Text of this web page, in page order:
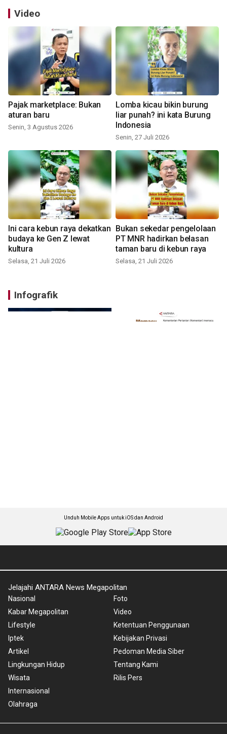
Video
Pajak marketplace: Bukan
aturan baru
Senin, 3 Agustus 2026
Lomba kicau bikin burung
liar punah? ini kata Burung
Indonesia
Senin, 27 Juli 2026
Ini cara kebun raya dekatkan
budaya ke Gen Z lewat
kultura
Selasa, 21 Juli 2026
Bukan sekedar pengelolaan
PT MNR hadirkan belasan
taman baru di kebun raya
Selasa, 21 Juli 2026
Infografik
Unduh Mobile Apps untuk iOS dan Android
Jelajahi ANTARA News Megapolitan
Nasional
Kabar Megapolitan
Lifestyle
Iptek
Artikel
Lingkungan Hidup
Wisata
Internasional
Olahraga
Foto
Video
Ketentuan Penggunaan
Kebijakan Privasi
Pedoman Media Siber
Tentang Kami
Rilis Pers